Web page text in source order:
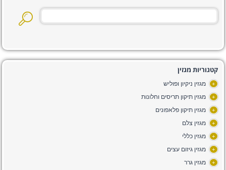
קטגוריות מגזין
+ מגזין ניקיון ופוליש
+ מגזין תיקון תריסים וחלונות
+ מגזין תיקון פלאפונים
+ מגזין צלם
+ מגזין כללי
+ מגזין גיזום עצים
+ מגזין גרר